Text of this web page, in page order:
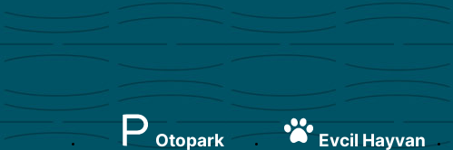
Otopark
Evcil Hayvan